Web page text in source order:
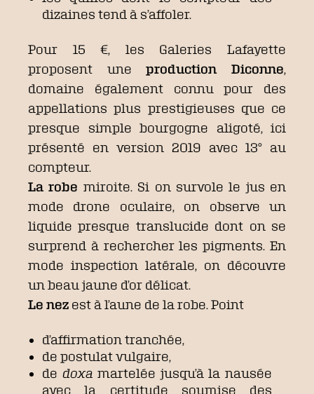
dizaines tend à s’affoler.
Pour 15 €, les Galeries Lafayette
proposent uneproduction Diconne,
domaine également connu pour des
appellations plus prestigieuses que ce
presque simple bourgogne aligoté, ici
présenté en version 2019 avec 13° au
compteur.
La robe miroite. Si on survole le jus en
mode drone oculaire, on observe un
liquide presque translucide dont on se
surprend à rechercher les pigments. En
mode inspection latérale, on découvre
un beau jaune d’or délicat.
Le nez est à l’aune de la robe. Point
d’affirmation tranchée,
de postulat vulgaire,
de doxa martelée jusqu’à la nausée
avec la certitude soumise des